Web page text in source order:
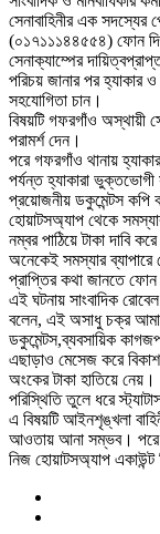
সেনাবাহিনীর এক
(০১৭১১১৪৪৫৫৪) ফোন
সেনাক্যাম্পের
পরিচয় জানার পর হ্যাকার
সহযোগিতা চান।
বিষয়টি গফরগাঁও অস্থায়ী
পরামর্শ দেন।
পরে গফরগাঁও থানায়
পর্যন্ত হ্যাকারা ভুক্তভোগী
প্রয়োজনীয় ডকুমেন্টস কপি
হোয়াটসঅ্যাপ থেকে
নম্বর পাঠিয়ে টাকা দাবি
অনেকেই সমস্যার ব্যাপারে
প্রাপ্তির কথা জানতে ফোন
এই ঘটনায় সাংবাদিক
বলেন, এই অসাধু চক্র
ডকুমেন্টস,ব্যবসায়িক
এছাড়াও মেসেজ করে
অংকের টাকা হাতিয়ে
পরিস্থিতি তুলে ধরে
এ বিষয়টি আইনশৃঙ্খলা
আওতায় আনা সম্ভব। পরে
নিজ হোয়াটসঅ্যাপ একাউন্ট